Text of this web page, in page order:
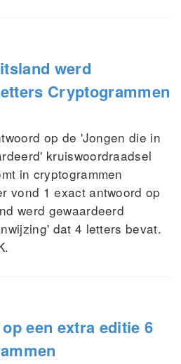
werd
Cryptogrammen
op de 'Jongen die in
kruiswoordraadsel
in cryptogrammen
vond 1 exact antwoord op
werd gewaardeerd
dat 4 letters bevat.
een extra editie 6